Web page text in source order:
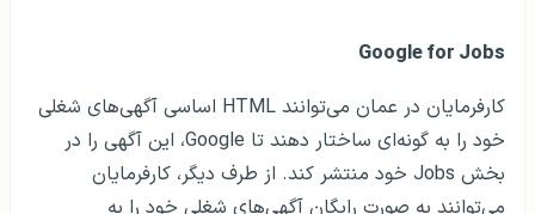
Google for Jobs
کارفرمایان در عمان می‌توانند HTML اساسی آگهی‌های شغلی
خود را به گونه‌ای ساختار دهند تا Google، این آگهی را در
بخش Jobs خود منتشر کند. از طرف دیگر، کارفرمایان